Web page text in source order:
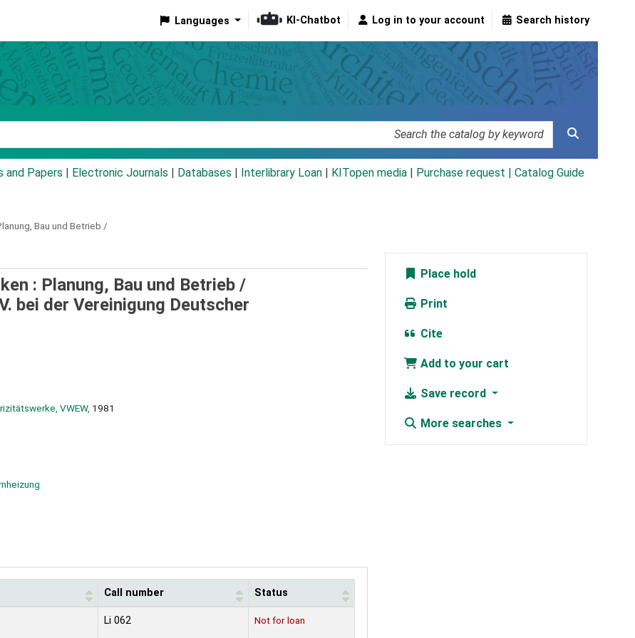
Languages KI-Chatbot Log in to your account Search history
and Papers Electronic Journals Databases Interlibrary Loan KITopen media Purchase request | Catalog Guide
Bau und Betrieb /
: Planung, Bau und Betrieb /
bei der Vereinigung Deutscher
VWEW, 1981
Call number Status
Li 062 Not for loan
Place hold
Print
Cite
Add to your cart
Save record
More searches